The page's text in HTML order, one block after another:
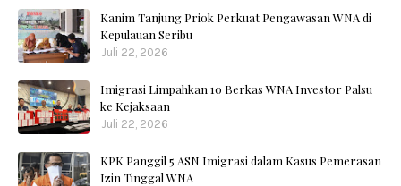
Kanim Tanjung Priok Perkuat Pengawasan WNA di
Kepulauan Seribu
Juli 22, 2026
Imigrasi Limpahkan 10 Berkas WNA Investor Palsu
ke Kejaksaan
Juli 22, 2026
KPK Panggil 5 ASN Imigrasi dalam Kasus Pemerasan
Izin Tinggal WNA